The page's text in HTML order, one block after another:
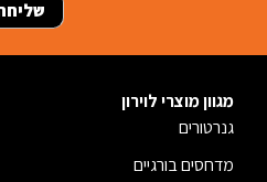
מגוון מוצרי לוירון
גנרטורים
מדחסים בורגיים